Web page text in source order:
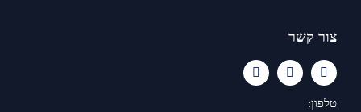
צור קשר
טלפון: